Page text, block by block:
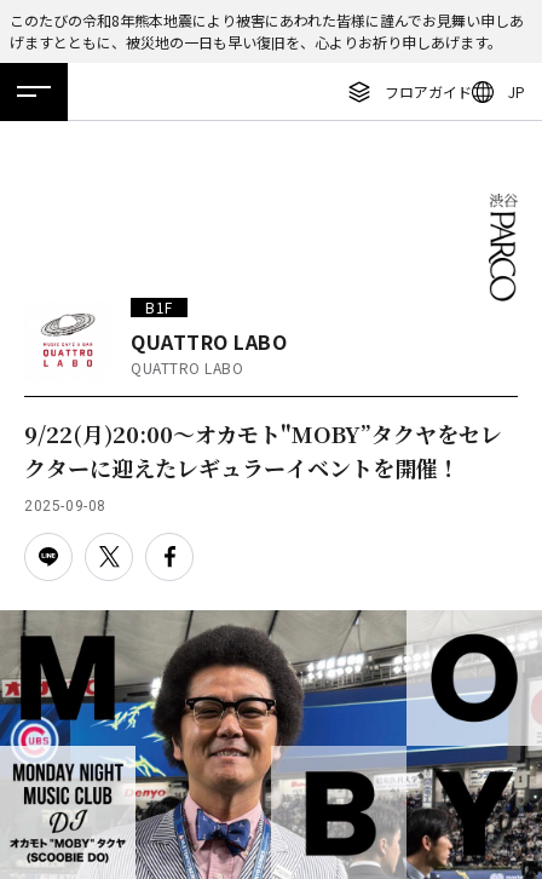
このたびの令和8年熊本地震により被害にあわれた皆様に謹んでお見舞い申しあ
げますとともに、被災地の一日も早い復旧を、心よりお祈り申しあげます。
フロアガイド JP
ホーム 特集 ニュース イベント アクセス
ニュース
TAX FREE
DELIVERY SERVICES
PARCOメンバーズ
オンラインストア
リクルート
ENGLISH
繁体字
日本語
B1F
QUATTRO LABO
QUATTRO LABO
9/22(月)20:00～オカモト"MOBY”タクヤをセレ
クターに迎えたレギュラーイベントを開催！
2025-09-08